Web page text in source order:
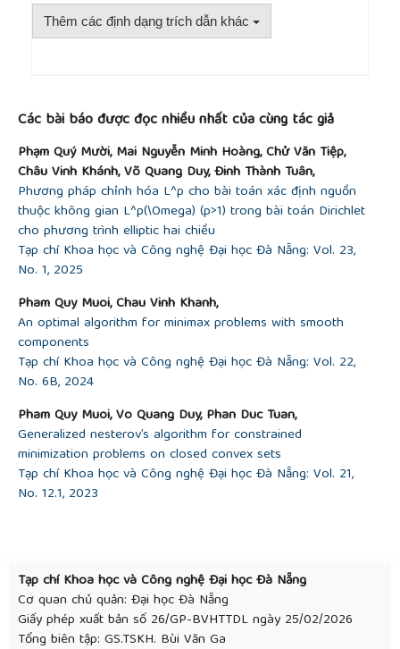
Thêm các định dạng trích dẫn khác
Các bài báo được đọc nhiều nhất của cùng tác giả
Phạm Quý Mười, Mai Nguyễn Minh Hoàng, Chử Văn Tiệp,
Châu Vinh Khánh, Võ Quang Duy, Đinh Thành Tuân,
Phương pháp chỉnh hóa L^p cho bài toán xác định nguồn
thuộc không gian L^p(\Omega) (p>1) trong bài toán Dirichlet
cho phương trình elliptic hai chiều
Tạp chí Khoa học và Công nghệ Đại học Đà Nẵng: Vol. 23,
No. 1, 2025
Pham Quy Muoi, Chau Vinh Khanh,
An optimal algorithm for minimax problems with smooth
components
Tạp chí Khoa học và Công nghệ Đại học Đà Nẵng: Vol. 22,
No. 6B, 2024
Pham Quy Muoi, Vo Quang Duy, Phan Duc Tuan,
Generalized nesterov’s algorithm for constrained
minimization problems on closed convex sets
Tạp chí Khoa học và Công nghệ Đại học Đà Nẵng: Vol. 21,
No. 12.1, 2023
Tạp chí Khoa học và Công nghệ Đại học Đà Nẵng
Cơ quan chủ quản: Đại học Đà Nẵng
Giấy phép xuất bản số 26/GP-BVHTTDL ngày 25/02/2026
Tổng biên tập: GS.TSKH. Bùi Văn Ga